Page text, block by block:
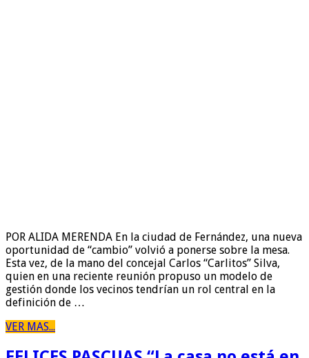
POR ALIDA MERENDA En la ciudad de Fernández, una nueva
oportunidad de “cambio” volvió a ponerse sobre la mesa.
Esta vez, de la mano del concejal Carlos “Carlitos” Silva,
quien en una reciente reunión propuso un modelo de
gestión donde los vecinos tendrían un rol central en la
definición de …
VER MAS...